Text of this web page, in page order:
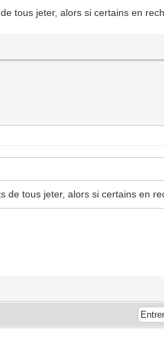
tous jeter, alors si certains en
de tous jeter, alors si certains en